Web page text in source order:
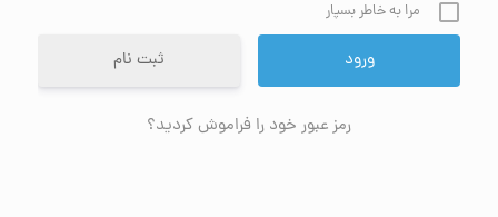
مرا به خاطر بسپار
ثبت نام
رمز عبور خود را فراموش کردید؟